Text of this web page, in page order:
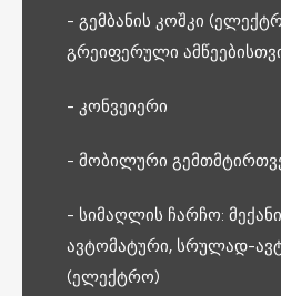
- გემბანის კოშკი
გრეიფერული
- კონვეიერი
- მობილური
- სიმაღლის ჩარჩო:
ავტომატური, სრულად-
(ელექტრო)